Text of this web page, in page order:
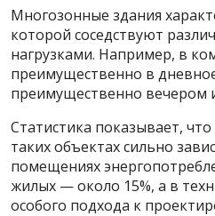
Многозонные здания
которой соседствуют
нагрузками. Например, в
преимущественно в
преимущественно вечером
Статистика показывает,
таких объектах сильно
помещениях
жилых — около 15%, а в
особого подхода к